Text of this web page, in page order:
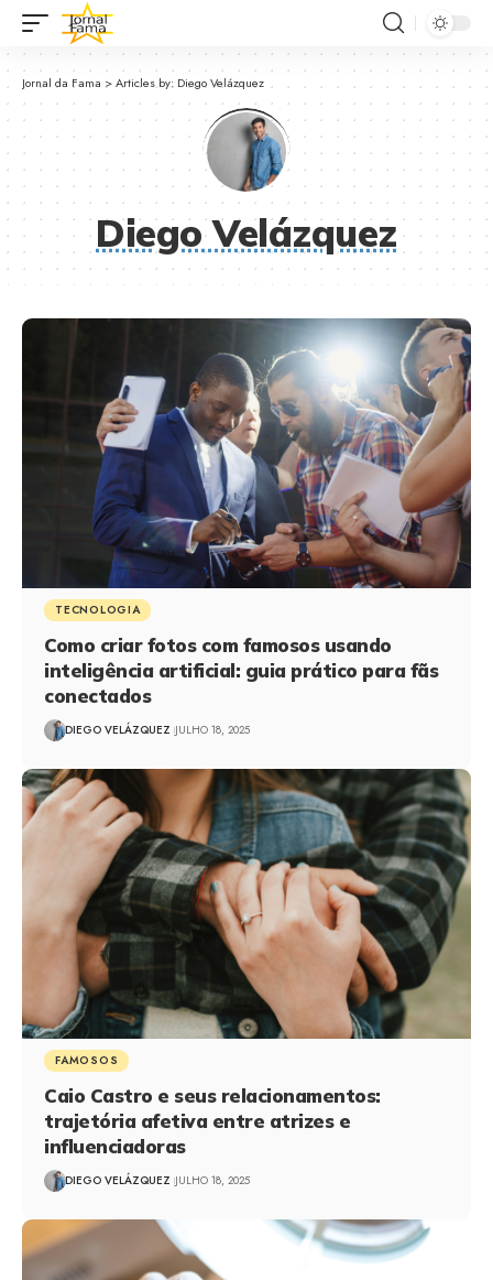
Jornal da Fama >Articles by: Diego Velázquez
Diego Velázquez
TECNOLOGIA
Como criar fotos com famosos usando
inteligência artificial: guia prático para fãs
conectados
DIEGO VELÁZQUEZ JULHO 18, 2025
FAMOSOS
Caio Castro e seus relacionamentos:
trajetória afetiva entre atrizes e
influenciadoras
DIEGO VELÁZQUEZ JULHO 18, 2025